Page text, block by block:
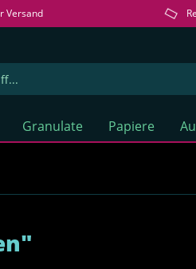
Versand
Granulate Papiere